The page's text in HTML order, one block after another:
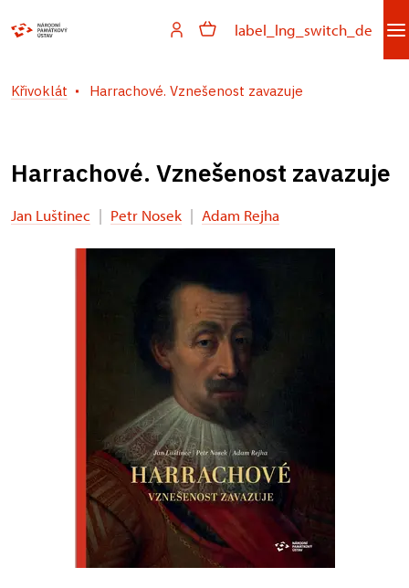
label_lng_switch_de
Křivoklát Harrachové. Vznešenost zavazuje
Harrachové. Vznešenost zavazuje
Jan Luštinec | Petr Nosek | Adam Rejha